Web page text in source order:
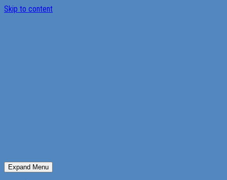
Skip to content
Expand Menu